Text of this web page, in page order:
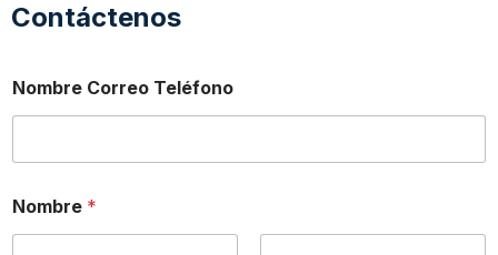
Contáctenos
Nombre Correo Teléfono
Nombre *